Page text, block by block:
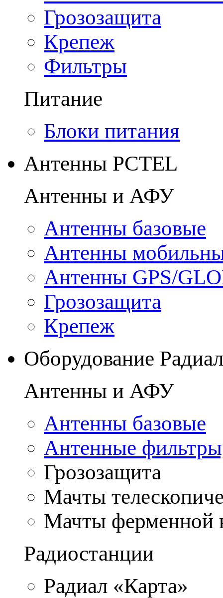
Грозозащита
Крепеж
Фильтры
Питание
Блоки питания
Антенны PCTEL
Антенны и АФУ
Антенны базовые
Антенны
Антенны GPS/
Грозозащита
Крепеж
Оборудование Радиал
Антенны и АФУ
Антенны базовые
Антенные
Грозозащита
Мачты
Мачты ферменной
Радиостанции
Радиал «Карта»